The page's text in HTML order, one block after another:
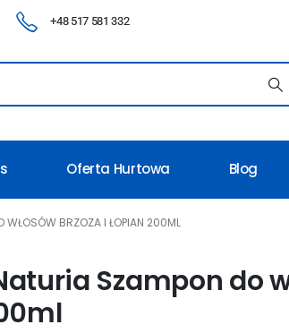
+48 517 581 332
Oferta Hurtowa Blog
WŁOSÓW BRZOZA I ŁOPIAN 200ML
Szampon do